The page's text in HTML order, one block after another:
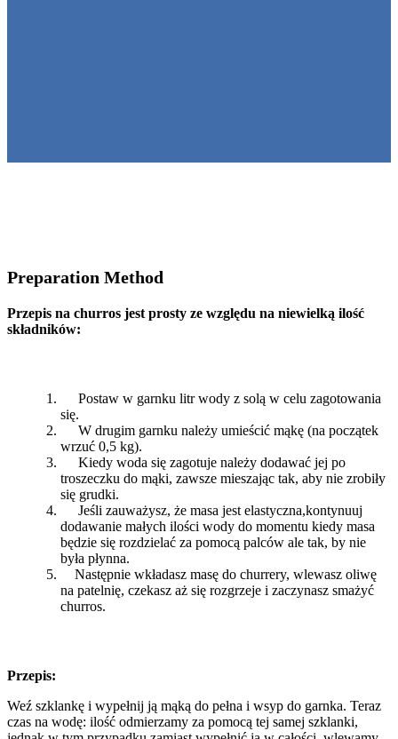
Preparation Method
Przepis na churros jest prosty ze względu na niewielką ilość
składników:
Postaw w garnku litr wody z solą w celu zagotowania
się.
W drugim garnku należy umieścić mąkę (na początek
wrzuć 0,5 kg).
Kiedy woda się zagotuje należy dodawać jej po
troszeczku do mąki, zawsze mieszając tak, aby nie zrobiły
się grudki.
Jeśli zauważysz, że masa jest elastyczna,kontynuuj
dodawanie małych ilości wody do momentu kiedy masa
będzie się rozdzielać za pomocą palców ale tak, by nie
była płynna.
Następnie wkładasz masę do churrery, wlewasz oliwę
na patelnię, czekasz aż się rozgrzeje i zaczynasz smażyć
churros.
Przepis:
Weź szklankę i wypełnij ją mąką do pełna i wsyp do garnka. Teraz
czas na wodę: ilość odmierzamy za pomocą tej samej szklanki,